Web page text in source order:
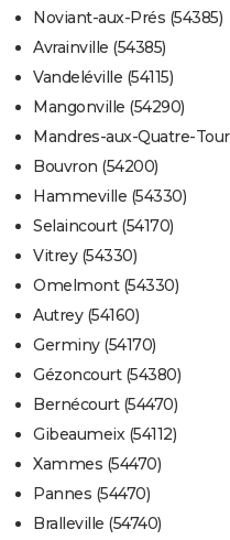
Noviant-aux-Prés (54385)
Avrainville (54385)
Vandeléville (54115)
Mangonville (54290)
Mandres-aux-Quatre-
Bouvron (54200)
Hammeville (54330)
Selaincourt (54170)
Vitrey (54330)
Omelmont (54330)
Autrey (54160)
Germiny (54170)
Gézoncourt (54380)
Bernécourt (54470)
Gibeaumeix (54112)
Xammes (54470)
Pannes (54470)
Bralleville (54740)